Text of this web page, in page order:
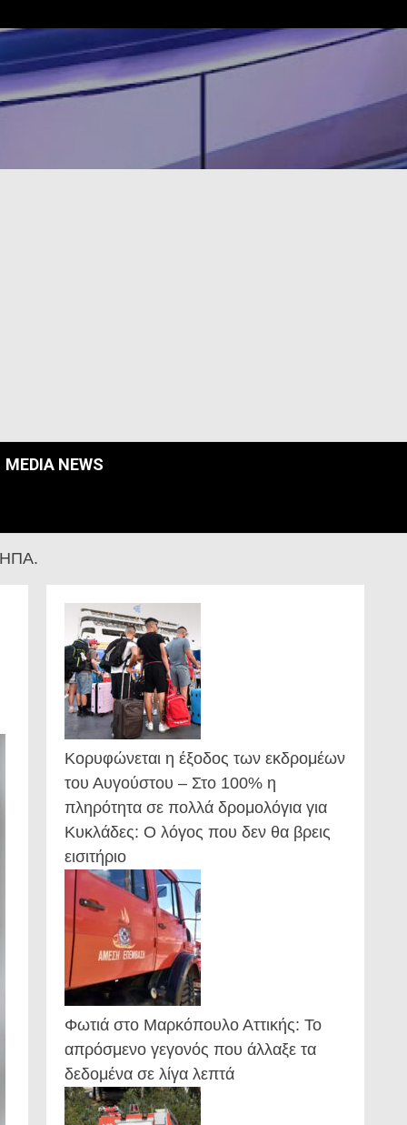
MEDIA NEWS
ΗΠΑ.
Κορυφώνεται η έξοδος των εκδρομέων
του Αυγούστου – Στο 100% η
πληρότητα σε πολλά δρομολόγια για
Κυκλάδες: Ο λόγος που δεν θα βρεις
εισιτήριο
Φωτιά στο Μαρκόπουλο Αττικής: Το
απρόσμενο γεγονός που άλλαξε τα
δεδομένα σε λίγα λεπτά